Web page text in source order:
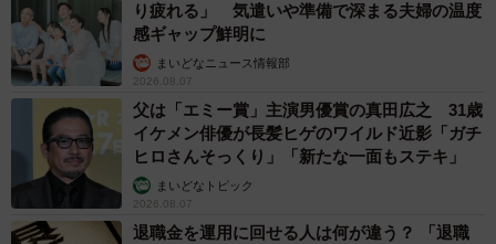
り疲れる」 気遣いや準備で深まる夫婦の温度
感ギャップ鮮明に
まいどなニュース情報部
2026.08.07
父は「エミー賞」主演男優賞の真田広之 31歳
イケメン俳優が長髪ヒゲのワイルド近影「ガチ
ヒロさんそっくり」「新たな一面もステキ」
まいどなトピック
2026.08.07
退職金を運用に回せる人は何が違う？ 「退職